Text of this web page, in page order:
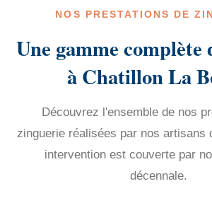
NOS PRESTATIONS DE
Une gamme complète
à Chatillon La
Découvrez l'ensemble de nos
zinguerie réalisées par nos artisans
intervention est couverte par
décennale.